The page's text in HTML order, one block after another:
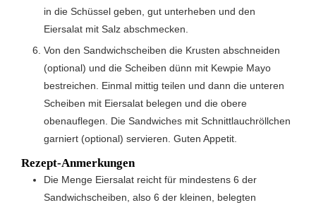
in die Schüssel geben, gut unterheben und den
Eiersalat mit Salz abschmecken.
Von den Sandwichscheiben die Krusten abschneiden
(optional) und die Scheiben dünn mit Kewpie Mayo
bestreichen. Einmal mittig teilen und dann die unteren
Scheiben mit Eiersalat belegen und die obere
obenauflegen. Die Sandwiches mit Schnittlauchröllchen
garniert (optional) servieren. Guten Appetit.
Rezept-Anmerkungen
Die Menge Eiersalat reicht für mindestens 6 der
Sandwichscheiben, also 6 der kleinen, belegten